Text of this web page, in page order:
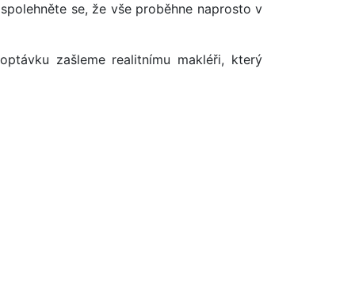
se, že vše proběhne naprosto v
zašleme realitnímu makléři, který